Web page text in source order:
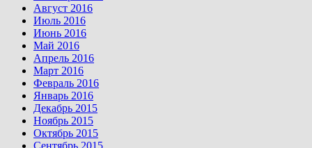
Август 2016
Июль 2016
Июнь 2016
Май 2016
Апрель 2016
Март 2016
Февраль 2016
Январь 2016
Декабрь 2015
Ноябрь 2015
Октябрь 2015